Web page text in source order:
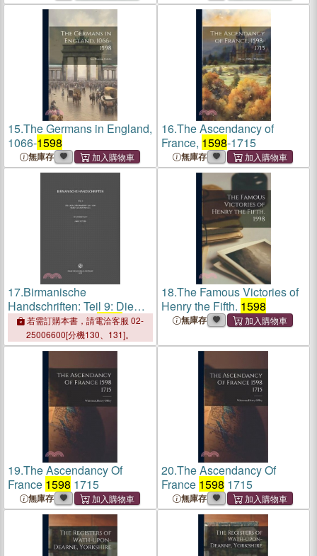
15.The Germans in England,
1066-1598
無庫存
16.The Ascendancy of
France, 1598-1715
無庫存
17.Birmanische
Handschriften: Teil 9: Die
Katalognummern1598-1894
若需訂購本書，請電洽客服 02-
25006600[分機130、131]。
18.The Famous Victories of
Henry the Fifth. 1598
無庫存
19.The Ascendancy Of
France 1598 1715
無庫存
20.The Ascendancy Of
France 1598 1715
無庫存